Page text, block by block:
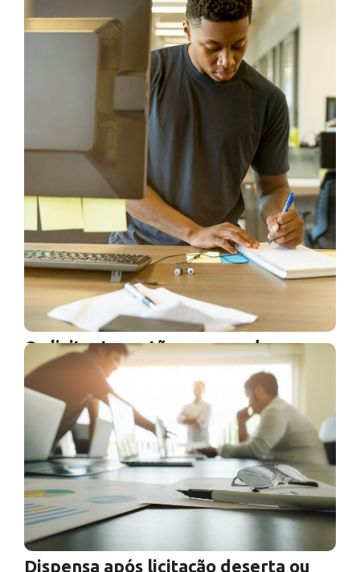
Os licitantes estão preparados para
vender para o Governo?
6 de agosto de 2020
Existe uma grande evolução no perfil do
licitante, que é percebido por qualquer
profissional que trabalha com licitações públicas
até mesmo antes…
Ver Mais
Dispensa após licitação deserta ou